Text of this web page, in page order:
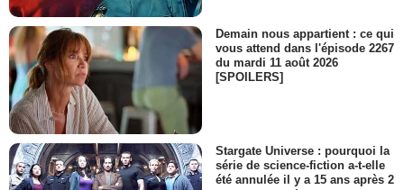
Demain nous appartient : ce qui
vous attend dans l'épisode 2267
du mardi 11 août 2026
[SPOILERS]
Stargate Universe : pourquoi la
série de science-fiction a-t-elle
été annulée il y a 15 ans après 2